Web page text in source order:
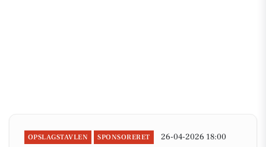
OPSLAGSTAVLEN SPONSORERET 26-04-2026 18:00